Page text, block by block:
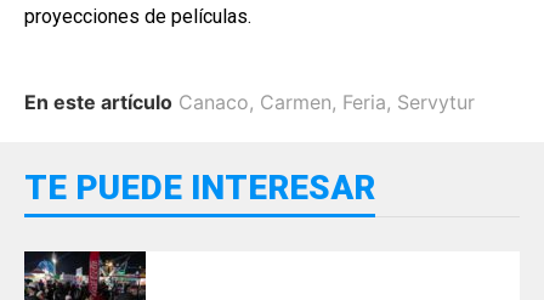
proyecciones de películas.
En este artículo Canaco, Carmen, Feria, Servytur
TE PUEDE INTERESAR